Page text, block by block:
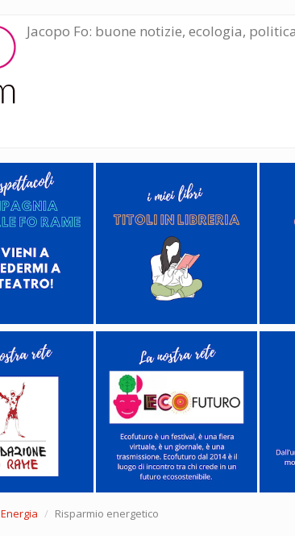
Jacopo Fo: buone notizie, ecologia,
Energia Risparmio energetico